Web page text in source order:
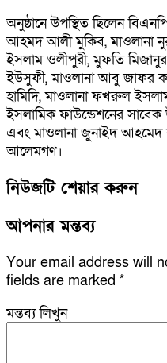
অনুষ্ঠানে উপস্থিত ছিলেন
আহমদ আলী মুকিব, মাওলানা
ইসলাম ওলীপুরী, মুফতি
ইউসুফী, মাওলানা আবু জাফর
হামিদি, মাওলানা ফখরুল
ইসলামিক ফাউন্ডেশনের
এবং মাওলানা জুনাইদ আহমেদ
আলেমগণ।
নিউজটি শেয়ার করুন
আপনার মন্তব্য
Your email address will
fields are marked *
মন্তব্য লিখুন